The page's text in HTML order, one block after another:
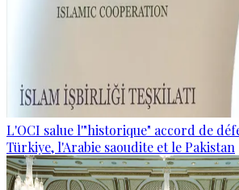
L'OCI salue l'"historique" accord de
Türkiye, l'Arabie saoudite et le Pakistan